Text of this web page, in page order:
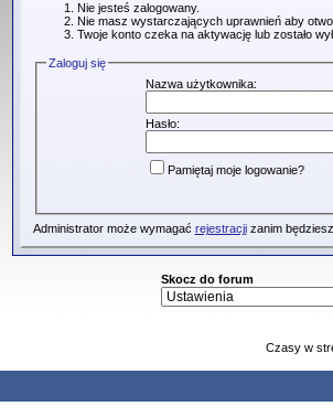
Nie jesteś zalogowany.
Nie masz wystarczających uprawnień aby
Twoje konto czeka na aktywację lub zostało
Zaloguj się
Nazwa użytkownika:
Hasło:
Pamiętaj moje logowanie?
Administrator może wymagać rejestracjizanim
Skocz do forum
Czasy w